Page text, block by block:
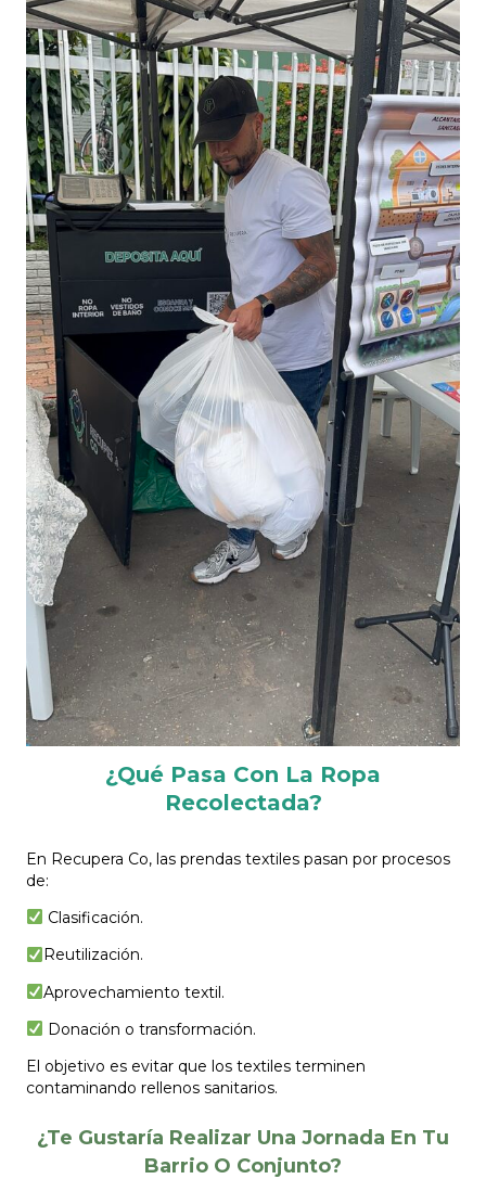
¿Qué Pasa Con La Ropa
Recolectada?
En Recupera Co, las prendas textiles pasan por procesos
de:
Clasificación.
Reutilización.
Aprovechamiento textil.
Donación o transformación.
El objetivo es evitar que los textiles terminen
contaminando rellenos sanitarios.
¿Te Gustaría Realizar Una Jornada En Tu
Barrio O Conjunto?